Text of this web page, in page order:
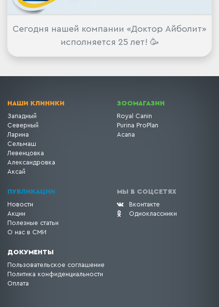
Сегодня нашей компании «Доктор Айболит»
исполняется 25 лет! 🥳
НАШИ КЛИНИКИ
Западный
Северный
Ларина
Сельмаш
Левенцовка
Александровка
Аксай
ЗООМАГАЗИН
Royal Canin
Purina ProPlan
Acana
ПУБЛИКАЦИИ
Новости
Акции
Полезные статьи
О нас в СМИ
МЫ В СОЦСЕТЯХ
Вконтакте
Одноклассники
ДОКУМЕНТЫ
Пользовательское соглашение
Политика конфиденциальности
Оплата